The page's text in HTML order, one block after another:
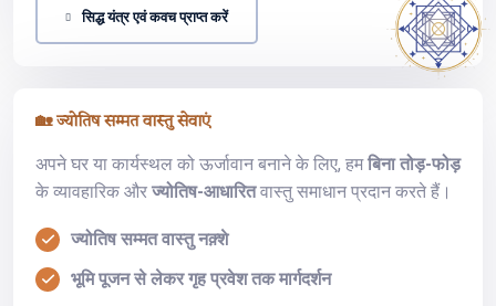
सिद्ध यंत्र एवं कवच प्राप्त करें
🏡 ज्योतिष सम्मत वास्तु सेवाएं
अपने घर या कार्यस्थल को ऊर्जावान बनाने के लिए, हमबिना तोड़-फोड़
के व्यावहारिक और ज्योतिष-आधारितवास्तु समाधान प्रदान करते हैं।
ज्योतिष सम्मत वास्तु नक़्शे
भूमि पूजन से लेकर गृह प्रवेश तक मार्गदर्शन